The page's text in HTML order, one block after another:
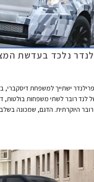
נלכד בעדשת
ישתייך למשפחת
לנד רובר לשתי משפחות בולטות,